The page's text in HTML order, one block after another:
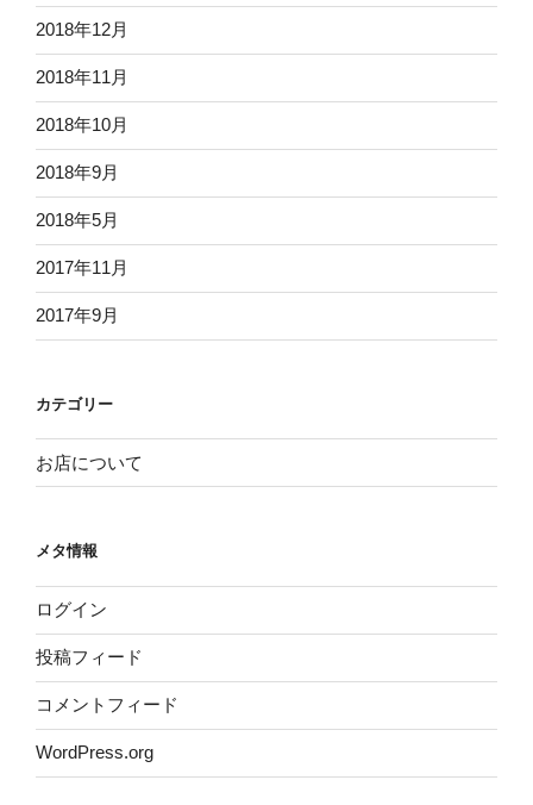
2018年12月
2018年11月
2018年10月
2018年9月
2018年5月
2017年11月
2017年9月
カテゴリー
お店について
メタ情報
ログイン
投稿フィード
コメントフィード
WordPress.org